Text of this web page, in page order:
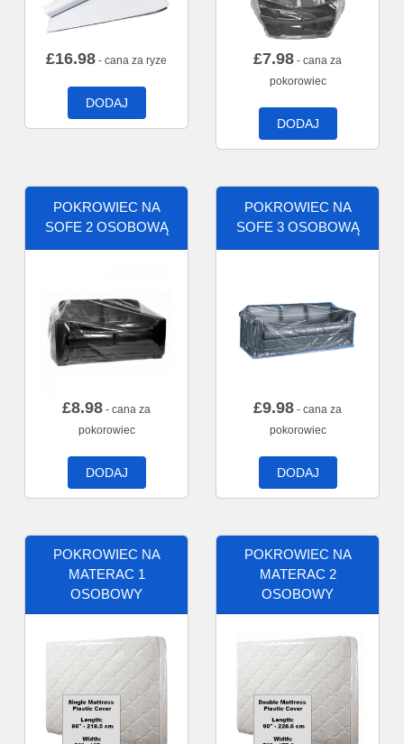
£16.98 - cana za ryze
DODAJ
£7.98 - cana za
pokorowiec
DODAJ
POKROWIEC NA
SOFE 2 OSOBOWĄ
£8.98 - cana za
pokorowiec
DODAJ
POKROWIEC NA
SOFE 3 OSOBOWĄ
£9.98 - cana za
pokorowiec
DODAJ
POKROWIEC NA
MATERAC 1
OSOBOWY
POKROWIEC NA
MATERAC 2
OSOBOWY